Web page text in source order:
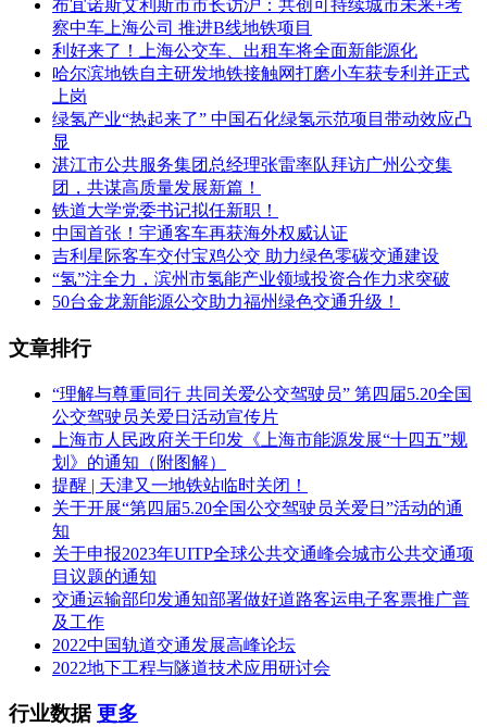
布宜诺斯艾利斯市市长访沪：共创可持续城市未来+考
察中车上海公司 推进B线地铁项目
利好来了！上海公交车、出租车将全面新能源化
哈尔滨地铁自主研发地铁接触网打磨小车获专利并正式
上岗
绿氢产业“热起来了” 中国石化绿氢示范项目带动效应凸
显
湛江市公共服务集团总经理张雷率队拜访广州公交集
团，共谋高质量发展新篇！
铁道大学党委书记拟任新职！
中国首张！宇通客车再获海外权威认证
吉利星际客车交付宝鸡公交 助力绿色零碳交通建设
“氢”注全力，滨州市氢能产业领域投资合作力求突破
50台金龙新能源公交助力福州绿色交通升级！
文章排行
“理解与尊重同行 共同关爱公交驾驶员” 第四届5.20全国
公交驾驶员关爱日活动宣传片
上海市人民政府关于印发《上海市能源发展“十四五”规
划》的通知（附图解）
提醒 | 天津又一地铁站临时关闭！
关于开展“第四届5.20全国公交驾驶员关爱日”活动的通
知
关于申报2023年UITP全球公共交通峰会城市公共交通项
目议题的通知
交通运输部印发通知部署做好道路客运电子客票推广普
及工作
2022中国轨道交通发展高峰论坛
2022地下工程与隧道技术应用研讨会
行业数据更多